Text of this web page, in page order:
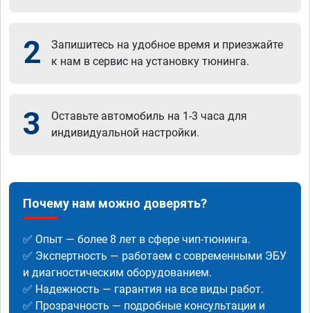
2
Запишитесь на удобное время и приезжайте
к нам в сервис на установку тюнинга.
3
Оставьте автомобиль на 1-3 часа для
индивидуальной настройки.
Почему нам можно доверять?
✅ Опыт — более 8 лет в сфере чип-тюнинга.
✅ Экспертность — работаем с современными ЭБУ
и диагностическим оборудованием.
✅ Надежность — гарантия на все виды работ.
✅ Прозрачность — подробные консультации и